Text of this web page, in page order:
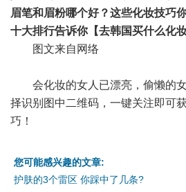
眉笔和眉粉哪个好？这些化妆技巧
十大排行告诉你【去韩国买什么化妆
图文来自网络
会化妆的女人已漂亮，偷懒的
择识别图中二维码，一键关注即可
巧！
您可能感兴趣的文章:
护肤的3个雷区 你踩中了几条?